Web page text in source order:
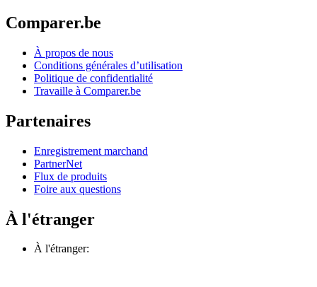
Comparer.be
À propos de nous
Conditions générales d’utilisation
Politique de confidentialité
Travaille à Comparer.be
Partenaires
Enregistrement marchand
PartnerNet
Flux de produits
Foire aux questions
À l'étranger
À l'étranger: